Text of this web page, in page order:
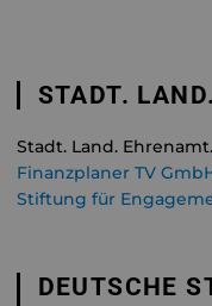
STADT.
Stadt. Land.
Finanzplaner TV
Stiftung für
DEUTSCHE